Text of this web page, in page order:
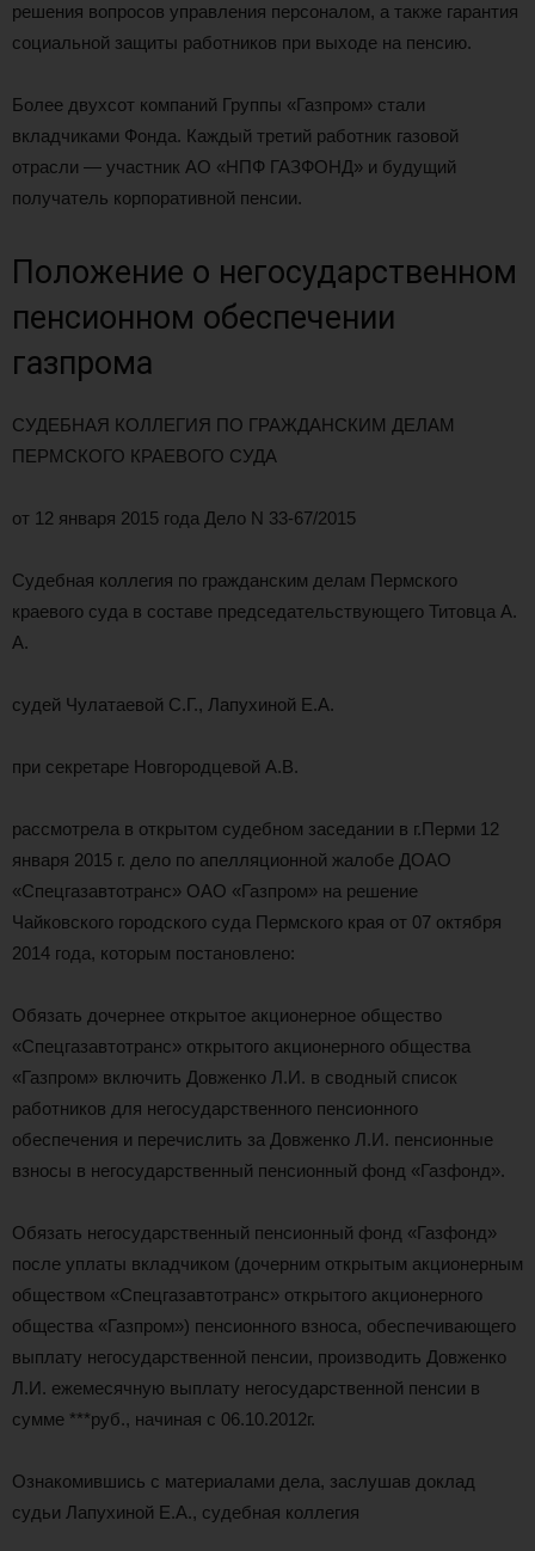
решения вопросов управления персоналом, а также гарантия
социальной защиты работников при выходе на пенсию.
Более двухсот компаний Группы «Газпром» стали
вкладчиками Фонда. Каждый третий работник газовой
отрасли — участник АО «НПФ ГАЗФОНД» и будущий
получатель корпоративной пенсии.
Положение о негосударственном
пенсионном обеспечении
газпрома
СУДЕБНАЯ КОЛЛЕГИЯ ПО ГРАЖДАНСКИМ ДЕЛАМ
ПЕРМСКОГО КРАЕВОГО СУДА
от 12 января 2015 года Дело N 33-67/2015
Судебная коллегия по гражданским делам Пермского
краевого суда в составе председательствующего Титовца А.
А.
судей Чулатаевой С.Г., Лапухиной Е.А.
при секретаре Новгородцевой А.В.
рассмотрела в открытом судебном заседании в г.Перми 12
января 2015 г. дело по апелляционной жалобе ДОАО
«Спецгазавтотранс» ОАО «Газпром» на решение
Чайковского городского суда Пермского края от 07 октября
2014 года, которым постановлено:
Обязать дочернее открытое акционерное общество
«Спецгазавтотранс» открытого акционерного общества
«Газпром» включить Довженко Л.И. в сводный список
работников для негосударственного пенсионного
обеспечения и перечислить за Довженко Л.И. пенсионные
взносы в негосударственный пенсионный фонд «Газфонд».
Обязать негосударственный пенсионный фонд «Газфонд»
после уплаты вкладчиком (дочерним открытым акционерным
обществом «Спецгазавтотранс» открытого акционерного
общества «Газпром») пенсионного взноса, обеспечивающего
выплату негосударственной пенсии, производить Довженко
Л.И. ежемесячную выплату негосударственной пенсии в
сумме ***руб., начиная с 06.10.2012г.
Ознакомившись с материалами дела, заслушав доклад
судьи Лапухиной Е.А., судебная коллегия